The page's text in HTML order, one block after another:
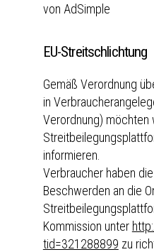
von AdSimple
EU-Streitschlichtung
Gemäß Verordnung
in
Verordnung) möchten
informieren.
Verbraucher haben
Beschwerden an die
Kommission unter
tid=321288899 zu